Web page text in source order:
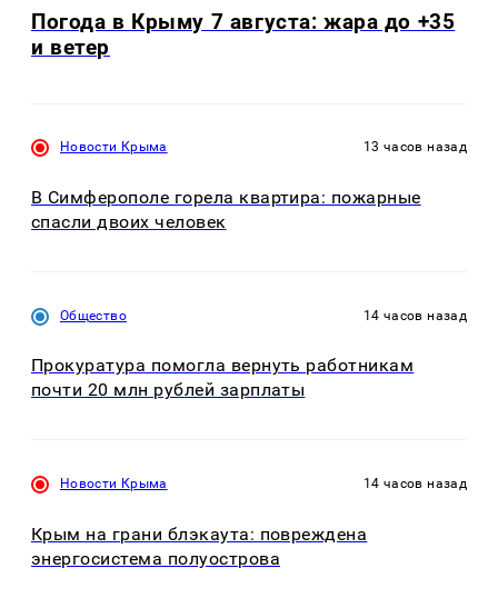
Погода в Крыму 7 августа: жара до +35
и ветер
Новости Крыма 13 часов назад
В Симферополе горела квартира: пожарные
спасли двоих человек
Общество 14 часов назад
Прокуратура помогла вернуть работникам
почти 20 млн рублей зарплаты
Новости Крыма 14 часов назад
Крым на грани блэкаута: повреждена
энергосистема полуострова